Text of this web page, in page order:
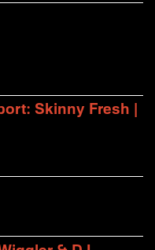
Skinny Fresh |